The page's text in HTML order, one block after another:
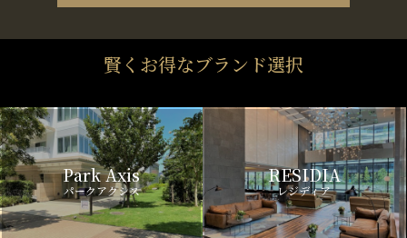
賢くお得なブランド選択
Park Axis
パークアクシス
RESIDIA
レジディア